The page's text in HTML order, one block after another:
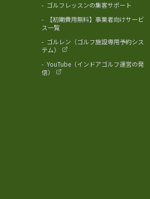
- ゴルフレッスンの集客サポート
-
【初期費用無料】事業者向けサービ
ス一覧
- ゴルレン（ゴルフ施設専用予約シス
テム）
- YouTube（インドアゴルフ運営の発
信）